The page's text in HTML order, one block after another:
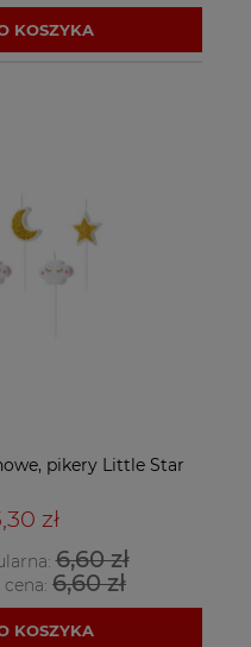
KOSZYKA
pikery Little Star
zł
6,60 zł
cena: 6,60 zł
KOSZYKA